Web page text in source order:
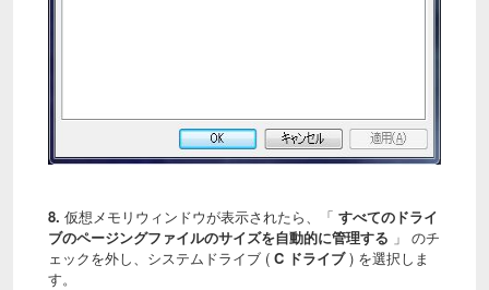
8. 仮想メモリウィンドウが表示されたら、「 すべてのドライ
ブのページングファイルのサイズを自動的に管理する 」 のチ
ェックを外し、システムドライブ ( C ドライブ) を選択しま
す。